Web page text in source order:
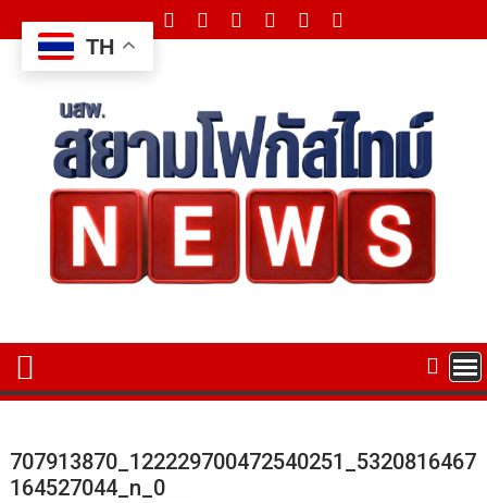
to
content
707913870_122229700472540251_5320816467
164527044_n_0
TH